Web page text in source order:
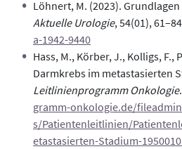
Löhnert, M. (2023).
Aktuelle Urologie, 54(01),
a-1942-9440
Hass, M., Körber, J., Kolligs, F.,
Darmkrebs im metastasierten
Leitlinienprogramm Onkologie.
gramm-onkologie.de/
s/Patientenleitlinien/
etastasierten-Stadium-